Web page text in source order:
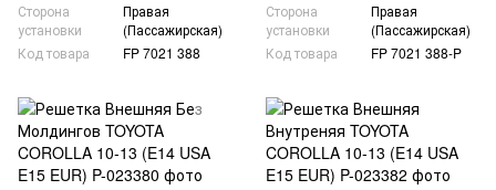
Сторона
установки
Правая
(Пассажирская)
Код товара
FP 7021 388
Сторона
установки
Правая
(Пассажирская)
Код товара
FP 7021 388-P